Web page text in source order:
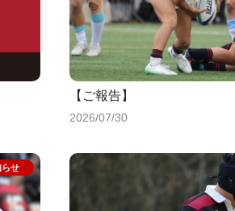
【ご報告】
2026/07/30